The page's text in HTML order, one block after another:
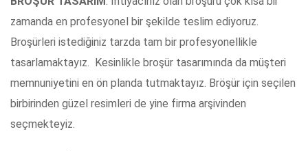
zamanda en profesyonel bir şekilde teslim ediyoruz.
Broşürleri istediğiniz tarzda tam bir profesyonellikle
tasarlamaktayız. Kesinlikle broşür tasarımında da müşteri
memnuniyetini en ön planda tutmaktayız. Bröşür için seçilen
birbirinden güzel resimleri de yine firma arşivinden
seçmekteyiz.